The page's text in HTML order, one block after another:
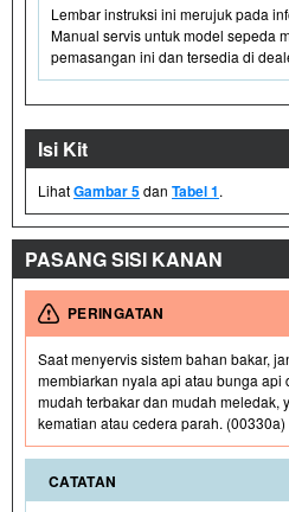
Lembar instruksi ini merujuk pada
Manual servis untuk model sepeda
pemasangan ini dan tersedia di
Isi Kit
LihatGambar 5dan Tabel 1.
PASANG SISI KANAN
PERINGATAN
Saat menyervis sistem bahan bakar,
membiarkan nyala api atau bunga api
mudah terbakar dan mudah meledak,
kematian atau cedera parah. (00330a)
CATATAN